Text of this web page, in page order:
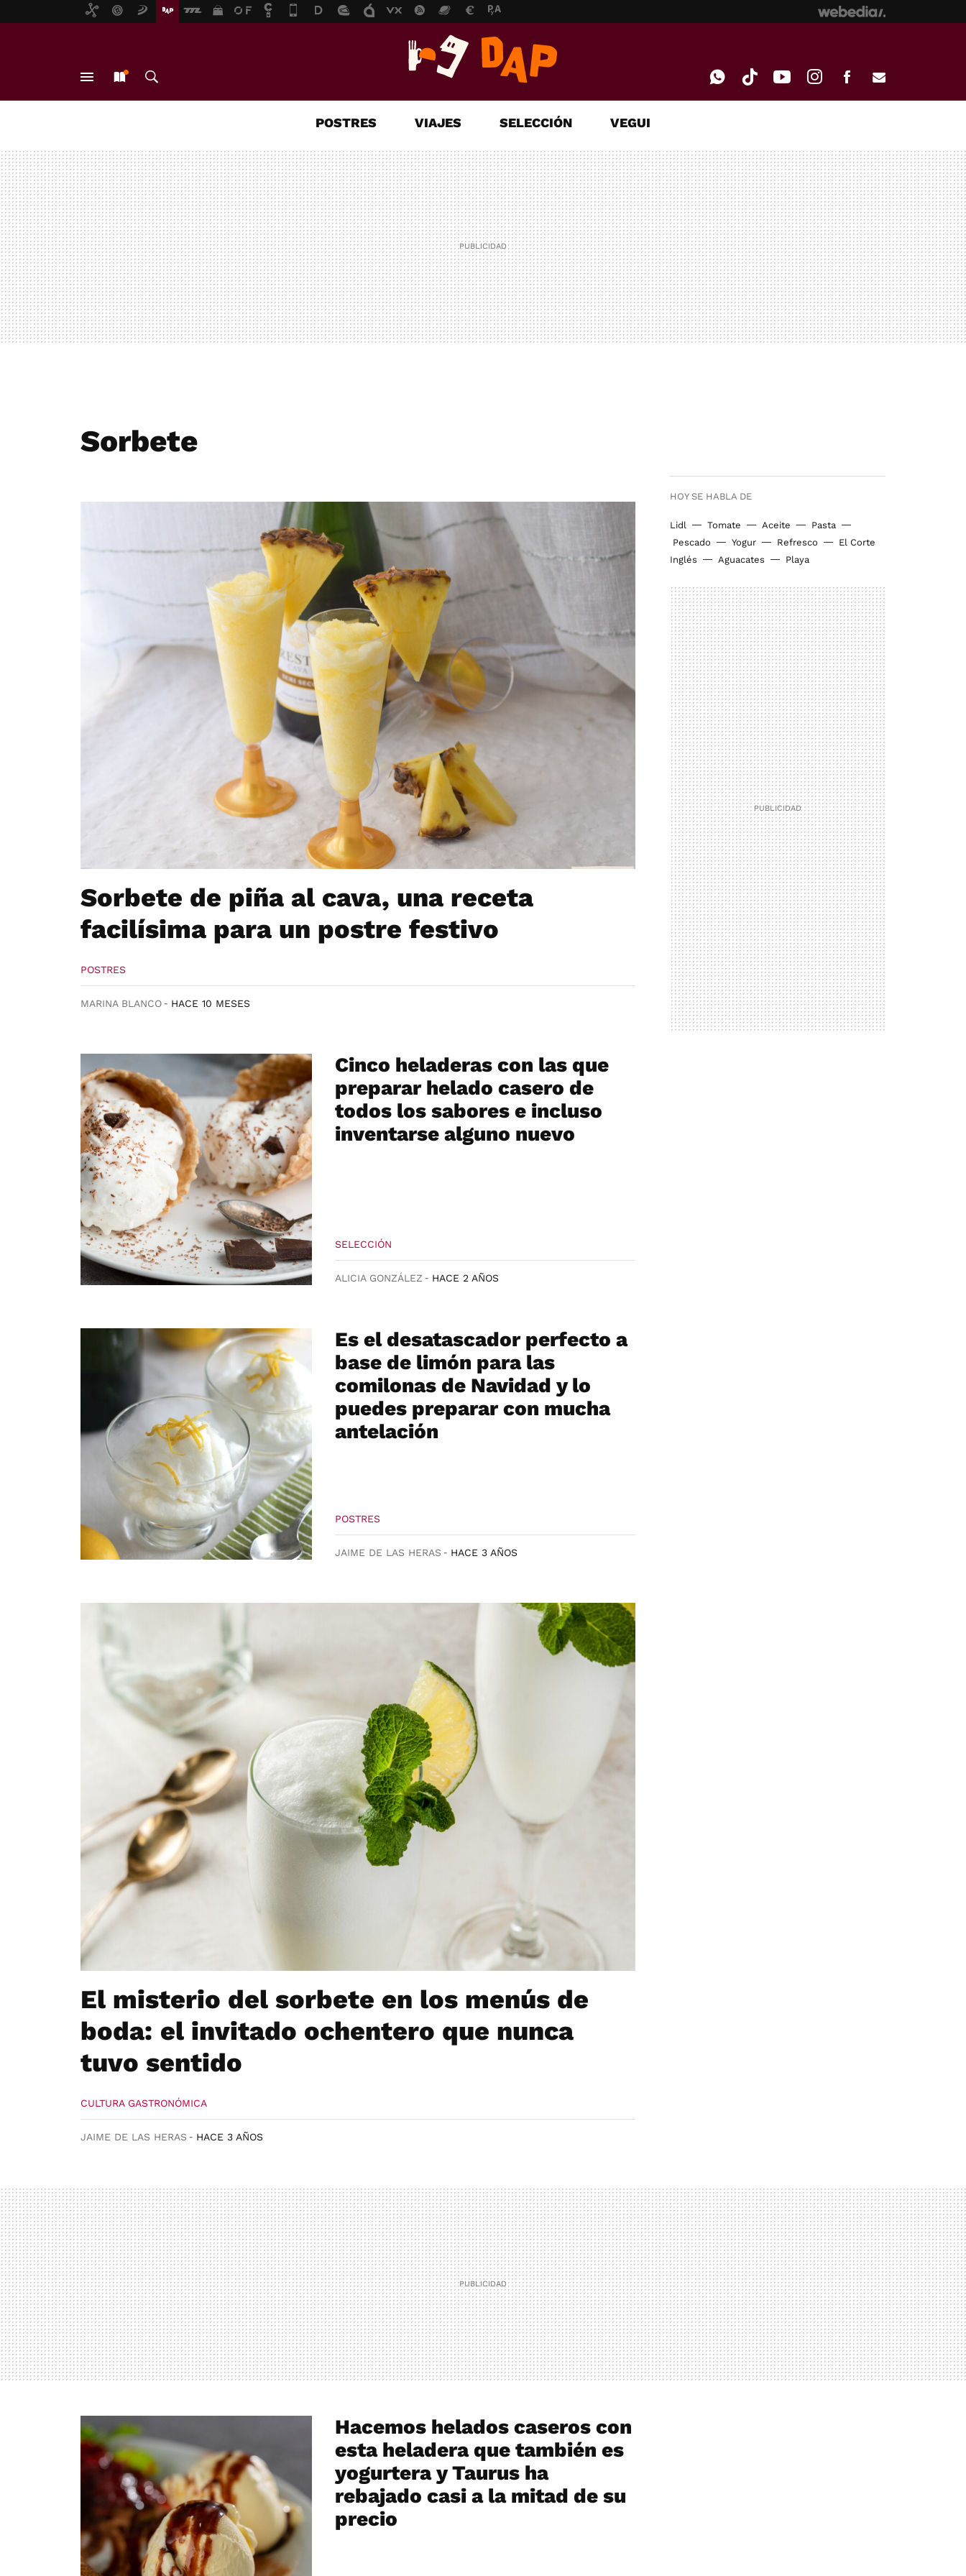
MAIL
POSTRES VIAJES SELECCIÓN VEGUI
Sorbete
HOY SE HABLA DE
Lidl Tomate Aceite
Pasta
Pescado
Yogur Refresco
El Corte
Inglés
Aguacates Playa
Sorbete de piña al cava, una receta
facilísima para un postre festivo
POSTRES
MARINA BLANCO HACE 10 MESES
Cinco heladeras con las que
preparar helado casero de
todos los sabores e incluso
inventarse alguno nuevo
SELECCIÓN
ALICIA GONZÁLEZ HACE 2 AÑOS
Es el desatascador perfecto a
base de limón para las
comilonas de Navidad y lo
puedes preparar con mucha
antelación
POSTRES
JAIME DE LAS HERAS HACE 3 AÑOS
El misterio del sorbete en los menús de
boda: el invitado ochentero que nunca
tuvo sentido
CULTURA GASTRONÓMICA
JAIME DE LAS HERAS HACE 3 AÑOS
Hacemos helados caseros con
esta heladera que también es
yogurtera y Taurus ha
rebajado casi a la mitad de su
precio